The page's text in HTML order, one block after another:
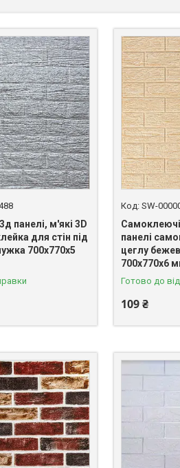
панелі, м'які 3D
для стін під
700x770x5
SW-
Самоклеючі
панелі
цеглу
700x770x6
Готово до
109 ₴